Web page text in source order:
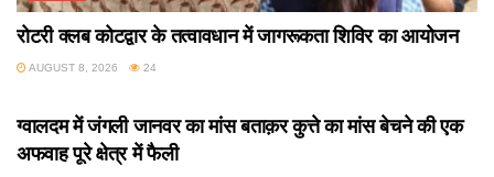
रोटरी क्लब कोटद्वार के तत्वावधान में जागरूकता शिविर का आयोजन
AUGUST 8, 2026 24
ग्वालदम में जंगली जानवर का मांस बताक़र कुत्ते का मांस बेचने की एक
अफवाह पूरे क्षेत्र में फैली